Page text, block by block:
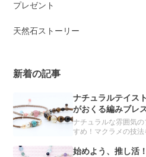
プレゼント
天然石ストーリー
新着の記事
ナチュラルテイス
がおくる編みブレ
ナチュラルな雰囲気
すめ！マクラメの技
始めよう、推し活